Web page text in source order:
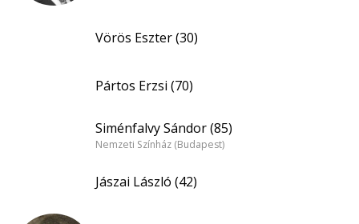
Vörös Eszter (30)
Pártos Erzsi (70)
Siménfalvy Sándor (85)
Nemzeti Színház (Budapest)
Jászai László (42)